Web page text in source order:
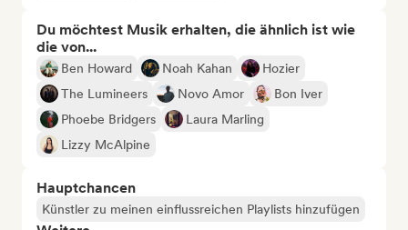
Du möchtest Musik erhalten, die ähnlich ist wie
die von...
Ben Howard Noah Kahan
Hozier
The Lumineers
Novo Amor
Bon Iver
Phoebe Bridgers
Laura Marling
Lizzy McAlpine
Hauptchancen
Künstler zu meinen einflussreichen Playlists hinzufügen